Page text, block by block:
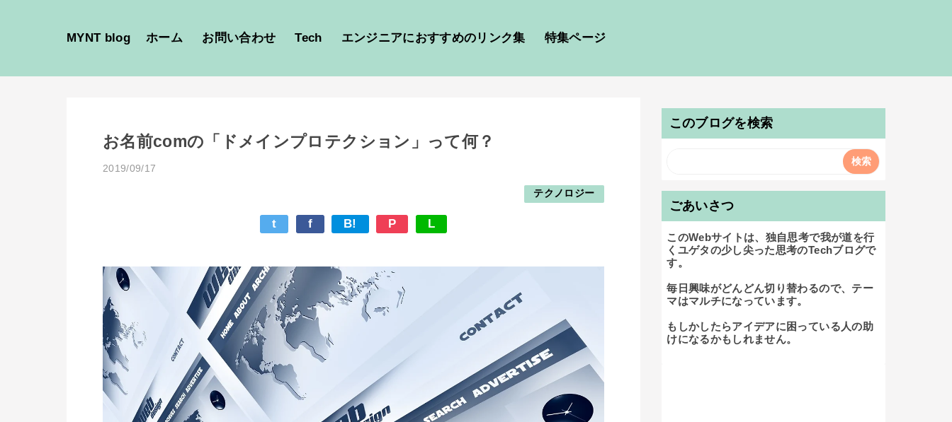
MYNT blog ホーム お問い合わせ Tech エンジニアにおすすめのリンク集 特集ページ
お名前comの「ドメインプロテクション」って何？
2019/09/17
テクノロジー
t f B! P L
このブログを検索
ごあいさつ
このWebサイトは、独自思考で我が道を行
くユゲタの少し尖った思考のTechブログで
す。
毎日興味がどんどん切り替わるので、テー
マはマルチになっています。
もしかしたらアイデアに困っている人の助
けになるかもしれません。